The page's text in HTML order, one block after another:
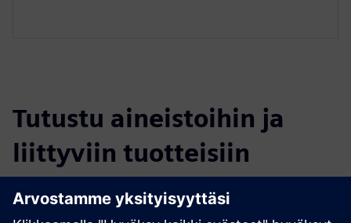
Tutustu aineistoihin ja
liittyviin tuotteisiin
Lisätietoja ja aineistoja